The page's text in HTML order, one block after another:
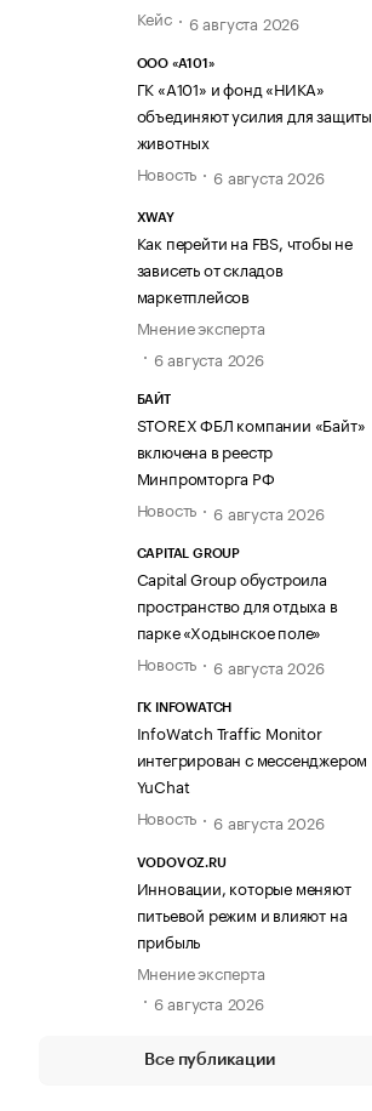
Кейс
6 августа 2026
ООО «А101»
ГК «А101» и фонд «НИКА»
объединяют усилия для защиты
животных
Новость
6 августа 2026
XWAY
Как перейти на FBS, чтобы не
зависеть от складов
маркетплейсов
Мнение эксперта
6 августа 2026
БАЙТ
STOREX ФБЛ компании «Байт»
включена в реестр
Минпромторга РФ
Новость
6 августа 2026
CAPITAL GROUP
Capital Group обустроила
пространство для отдыха в
парке «Ходынское поле»
Новость
6 августа 2026
ГК INFOWATCH
InfoWatch Traffic Monitor
интегрирован с мессенджером
YuChat
Новость
6 августа 2026
VODOVOZ.RU
Инновации, которые меняют
питьевой режим и влияют на
прибыль
Мнение эксперта
6 августа 2026
Все публикации